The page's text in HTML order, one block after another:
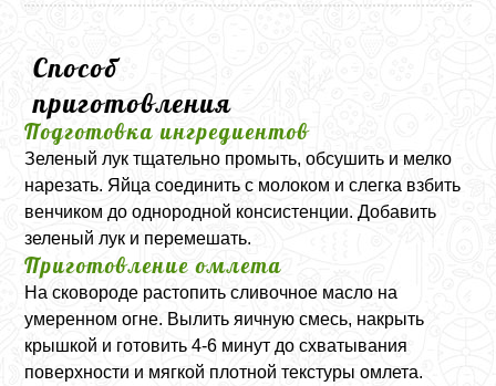
Способ
приготовления
Подготовка ингредиентов
Зеленый лук тщательно промыть, обсушить и мелко
нарезать. Яйца соединить с молоком и слегка взбить
венчиком до однородной консистенции. Добавить
зеленый лук и перемешать.
Приготовление омлета
На сковороде растопить сливочное масло на
умеренном огне. Вылить яичную смесь, накрыть
крышкой и готовить 4-6 минут до схватывания
поверхности и мягкой плотной текстуры омлета.